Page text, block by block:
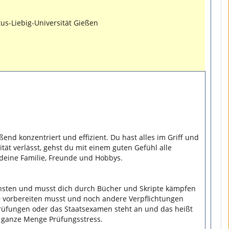
Liebig-Universität Gießen
konzentriert und effizient. Du hast alles im Griff und
verlässt, gehst du mit einem guten Gefühl alle
Familie, Freunde und Hobbys.
und musst dich durch Bücher und Skripte kämpfen
musst und noch andere Verpflichtungen
oder das Staatsexamen steht an und das heißt
Menge Prüfungsstress.